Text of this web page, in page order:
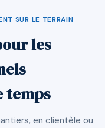
SUR LE TERRAIN
les
temps
en clientèle ou